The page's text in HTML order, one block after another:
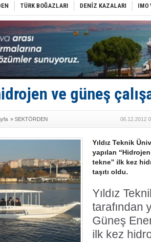
SOCAR da
Dünyanın
Keşfedildi:
D-Marin,
Van’da
ASEAN ilk
İstanbul
TÜRK BOĞAZLARI DENİZ KAZALARI IMO
ve güneş
» SEKTÖRDEN 06.12.2012
Yıldız Teknik
yapılan
tekne” ilk kez
taşıtı oldu.
Yıldız
tarafından
Güneş
ilk kez